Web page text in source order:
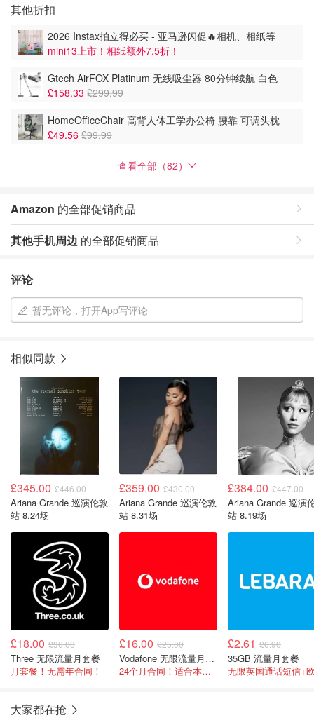
其他折扣
2026 Instax拍立得必买 - 亚马逊闪促🔥相机、相纸等
mini13上市！相纸额外7.5折！
Gtech AirFOX Platinum 无线吸尘器 80分钟续航 白色
£158.33 £299.99
HomeOfficeChair 高背人体工学办公椅 腰靠 可调头枕
£49.56 £99.99
查看全部（82）
Amazon 的全部促销商品
其他手机周边 的全部促销商品
评论
暂无评论，打开App写评论
相似同款
£345.00 £446.00
Ariana Grande 巡演伦敦
站 8.24场
£359.00 £430.00
Ariana Grande 巡演伦敦
站 8.31场
£384.00 £447.00
Ariana Grande 巡演
站 8.19场
£18.00 £36.00
Three 无限流量月套餐
月套餐！无需年合同！
£16.00 £25.00
Vodafone 无限流量月套餐
24个月合同！适合本科生！
£2.61 £6.90
35GB 流量月套餐
大家都在抢